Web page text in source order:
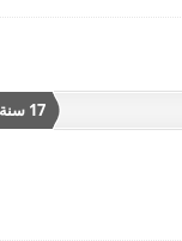
17 سنة